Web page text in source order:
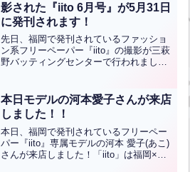
影された『iito 6月号』が5月31日
に発刊されます！
先日、福岡で発刊されているファッショ
ン系フリーペーパー『iito』の撮影が三萩
野バッティングセンターで行われまし
本日モデルの河本愛子さんが来店
しました！！
本日、福岡で発刊されているフリーペー
パー『iito』専属モデルの河本 愛子(あこ)
さんが来店しました！「iito」は福岡×ア